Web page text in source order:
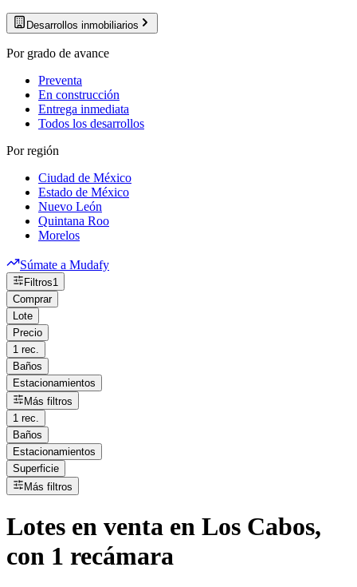
Desarrollos inmobiliarios
Por grado de avance
Preventa
En construcción
Entrega inmediata
Todos los desarrollos
Por región
Ciudad de México
Estado de México
Nuevo León
Quintana Roo
Morelos
Súmate a Mudafy
Filtros1
Comprar
Lote
Precio
1 rec.
Baños
Estacionamientos
Más filtros
1 rec.
Baños
Estacionamientos
Superficie
Más filtros
Lotes en venta en Los Cabos,
con 1 recámara